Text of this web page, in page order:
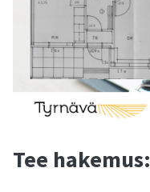
Tee hakemus: